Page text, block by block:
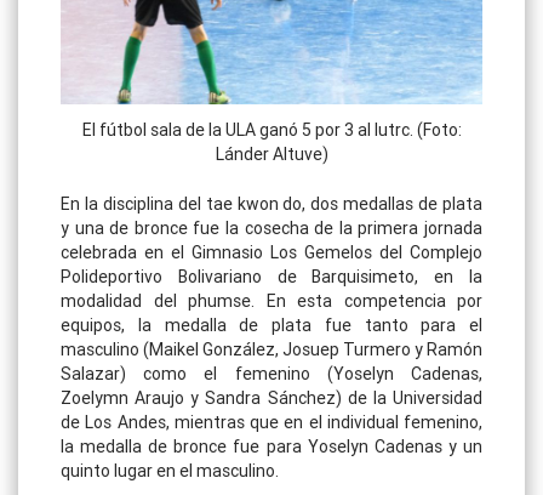
El fútbol sala de la ULA ganó 5 por 3 al Iutrc. (Foto:
Lánder Altuve)
En la disciplina del tae kwon do, dos medallas de plata
y una de bronce fue la cosecha de la primera jornada
celebrada en el Gimnasio Los Gemelos del Complejo
Polideportivo Bolivariano de Barquisimeto, en la
modalidad del phumse. En esta competencia por
equipos, la medalla de plata fue tanto para el
masculino (Maikel González, Josuep Turmero y Ramón
Salazar) como el femenino (Yoselyn Cadenas,
Zoelymn Araujo y Sandra Sánchez) de la Universidad
de Los Andes, mientras que en el individual femenino,
la medalla de bronce fue para Yoselyn Cadenas y un
quinto lugar en el masculino.